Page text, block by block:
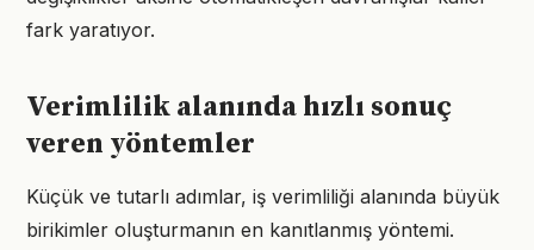
fark yaratıyor.
Verimlilik alanında hızlı sonuç
veren yöntemler
Küçük ve tutarlı adımlar, iş verimliliği alanında büyük
birikimler oluşturmanın en kanıtlanmış yöntemi.